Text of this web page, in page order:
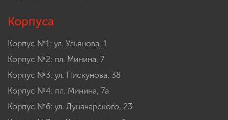
Корпуса
Корпус №1: ул. Ульянова, 1
Корпус №2: пл. Минина, 7
Корпус №3: ул. Пискунова, 38
Корпус №4: пл. Минина, 7а
Корпус №6: ул. Луначарского, 23